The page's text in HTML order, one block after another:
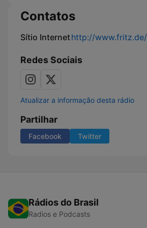
Contatos
Sítio Internethttp://www.fritz.de/
Redes Sociais
Atualizar a informação desta rádio
Partilhar
Facebook Twitter
Rádios do Brasil
Radios e Podcasts